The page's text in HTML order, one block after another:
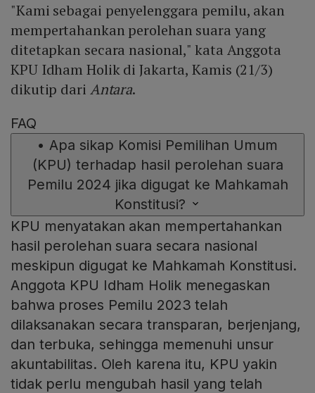
"Kami sebagai penyelenggara pemilu, akan
mempertahankan perolehan suara yang
ditetapkan secara nasional," kata Anggota
KPU Idham Holik di Jakarta, Kamis (21/3)
dikutip dari Antara.
FAQ
• Apa sikap Komisi Pemilihan Umum
(KPU) terhadap hasil perolehan suara
Pemilu 2024 jika digugat ke Mahkamah
Konstitusi?
KPU menyatakan akan mempertahankan
hasil perolehan suara secara nasional
meskipun digugat ke Mahkamah Konstitusi.
Anggota KPU Idham Holik menegaskan
bahwa proses Pemilu 2023 telah
dilaksanakan secara transparan, berjenjang,
dan terbuka, sehingga memenuhi unsur
akuntabilitas. Oleh karena itu, KPU yakin
tidak perlu mengubah hasil yang telah